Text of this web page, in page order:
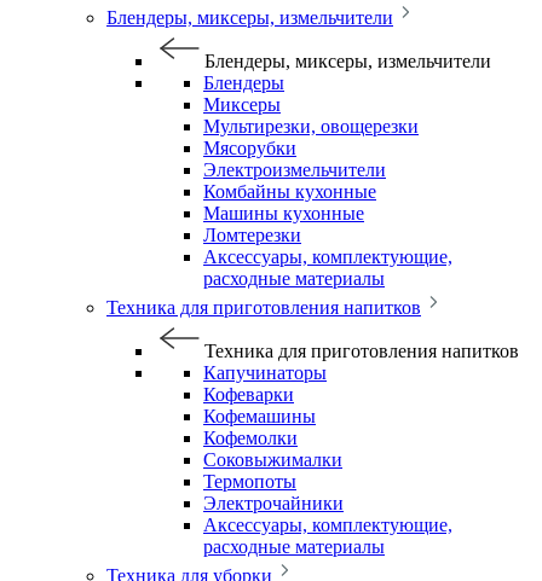
Блендеры, миксеры, измельчители
Блендеры, миксеры, измельчители
Блендеры
Миксеры
Мультирезки, овощерезки
Мясорубки
Электроизмельчители
Комбайны кухонные
Машины кухонные
Ломтерезки
Аксессуары, комплектующие,
расходные материалы
Техника для приготовления напитков
Техника для приготовления напитков
Капучинаторы
Кофеварки
Кофемашины
Кофемолки
Соковыжималки
Термопоты
Электрочайники
Аксессуары, комплектующие,
расходные материалы
Техника для уборки